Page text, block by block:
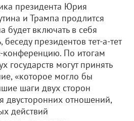
президента Юрия
и Трампа продлится
будет включать в себя
президентов тет-а-тет
конференцию. По итогам
государств могут принять
«которое могло бы
шаги двух сторон
двусторонних отношений,
действий